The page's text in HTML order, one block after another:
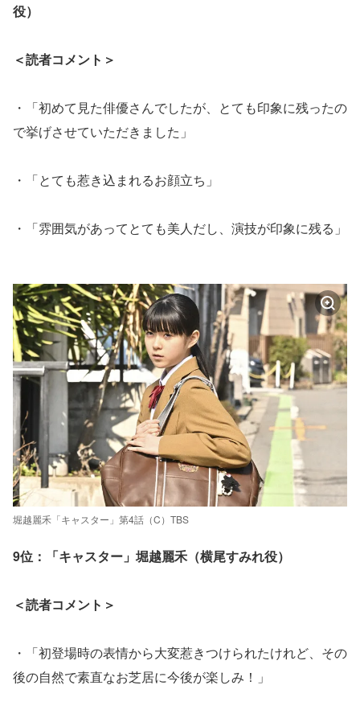
役）
＜読者コメント＞
・「初めて見た俳優さんでしたが、とても印象に残ったの
で挙げさせていただきました」
・「とても惹き込まれるお顔立ち」
・「雰囲気があってとても美人だし、演技が印象に残る」
堀越麗禾「キャスター」第4話（C）TBS
9位：「キャスター」堀越麗禾（横尾すみれ役）
＜読者コメント＞
・「初登場時の表情から大変惹きつけられたけれど、その
後の自然で素直なお芝居に今後が楽しみ！」